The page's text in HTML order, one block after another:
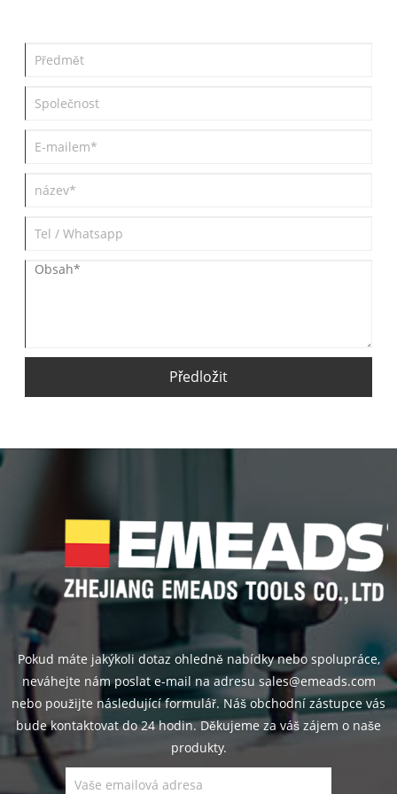
Předložit
Pokud máte jakýkoli dotaz ohledně nabídky nebo spolupráce,
neváhejte nám poslat e-mail na adresu sales@emeads.com
nebo použijte následující formulář. Náš obchodní zástupce vás
bude kontaktovat do 24 hodin. Děkujeme za váš zájem o naše
produkty.